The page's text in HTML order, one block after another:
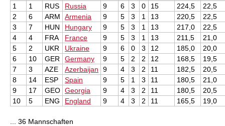
1
1 RUS Russia 9 6 3 0 15 224,5
22,5
2
6 ARM Armenia 9 5 3 1 13 220,5
22,5
3
7 HUN Hungary 9 5 3 1 13 217,0
22,5
4
4 FRA France 9 5 3 1 13 211,5
21,0
5
2 UKR Ukraine 9 6 0 3 12 185,0
20,0
6
10 GER Germany 9 5 2 2 12 168,5
19,5
7
3 AZE Azerbaijan 9 4 3 2 11 182,5
20,5
8
14 ESP Spain 9 5 1 3 11 180,5
21,0
9
17 GEO Georgia 9 4 3 2 11 180,5
20,5
10
5 ENG England 9 4 3 2 11 165,5 19,0
... 36 Mannschaften